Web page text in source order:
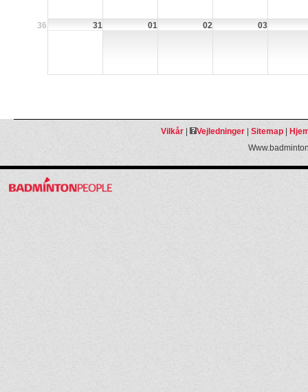
36 31 01 02 03
Vilkår| Vejledninger| Sitemap|